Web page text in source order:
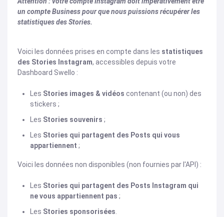
un compte Business pour que nous puissions récupérer les
statistiques des Stories.
Voici les données prises en compte dans les statistiques
des Stories Instagram, accessibles depuis votre
Dashboard Swello :
Les Stories images & vidéos contenant (ou non) des
stickers ;
Les Stories souvenirs ;
Les Stories qui partagent des Posts qui vous
appartiennent ;
Voici les données non disponibles (non fournies par l'API) :
Les Stories qui partagent des Posts Instagram qui
ne vous appartiennent pas ;
Les Stories sponsorisées